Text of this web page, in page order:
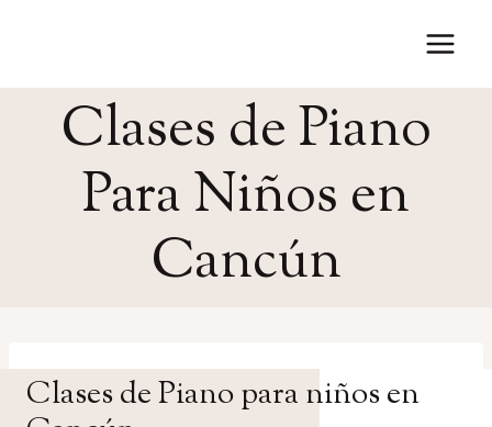
Clases de Piano
Para Niños en
Cancún
Clases de Piano para niños en